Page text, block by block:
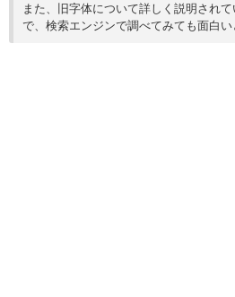
また、旧字体について詳しく説明され
で、検索エンジンで調べてみても面白い